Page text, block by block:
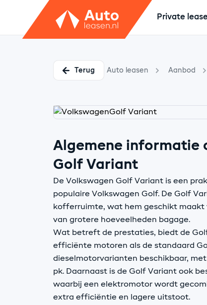
Private lease
Terug Auto leasen Aanbod
Algemene informatie
Golf Variant
De Volkswagen Golf Variant is een
populaire Volkswagen Golf. De Golf
kofferruimte, wat hem geschikt
van grotere hoeveelheden bagage.
Wat betreft de prestaties, biedt de
efficiënte motoren als de standaard
dieselmotorvarianten beschikbaar,
pk. Daarnaast is de Golf Variant ook
waarbij een elektromotor wordt
extra efficiëntie en lagere uitstoot.